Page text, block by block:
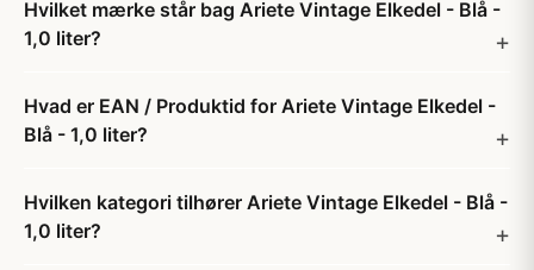
Hvilket mærke står bag Ariete Vintage Elkedel - Blå -
1,0 liter?
Hvad er EAN / Produktid for Ariete Vintage Elkedel -
Blå - 1,0 liter?
Hvilken kategori tilhører Ariete Vintage Elkedel - Blå -
1,0 liter?